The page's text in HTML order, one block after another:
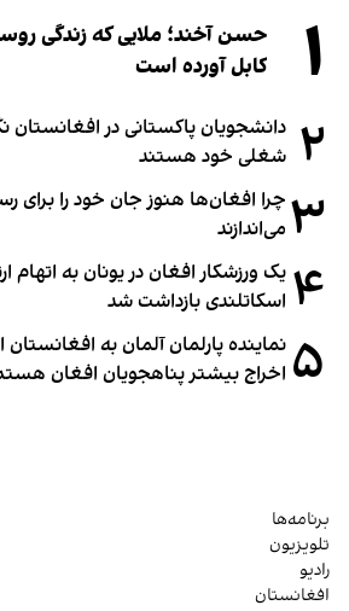
۱
حسن آخند؛ ملایی که زندگی
کابل آورده است
۲ دانشجویان پاکستانی در افغانستان
شغلی خود هستند
۳ چرا افغان‌ها هنوز جان خود را برای
می‌اندازند
۴ یک ورزشکار افغان در یونان به اتهام
اسکاتلندی بازداشت شد
۵ نماینده پارلمان آلمان به
اخراج بیشتر پناهجویان افغان
برنامه‌ها
تلویزیون
رادیو
افغانستان